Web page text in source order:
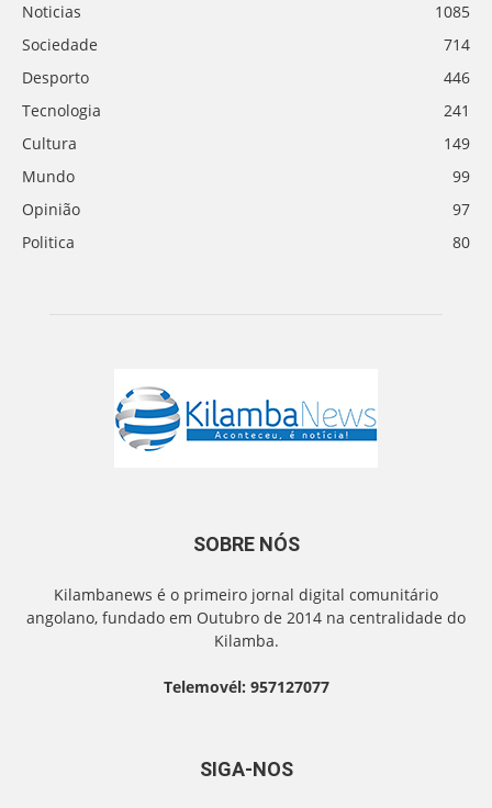
Noticias
1085
Sociedade
714
Desporto
446
Tecnologia
241
Cultura
149
Mundo
99
Opinião
97
Politica
80
SOBRE NÓS
Kilambanews é o primeiro jornal digital comunitário
angolano, fundado em Outubro de 2014 na centralidade do
Kilamba.
Telemovél: 957127077
SIGA-NOS